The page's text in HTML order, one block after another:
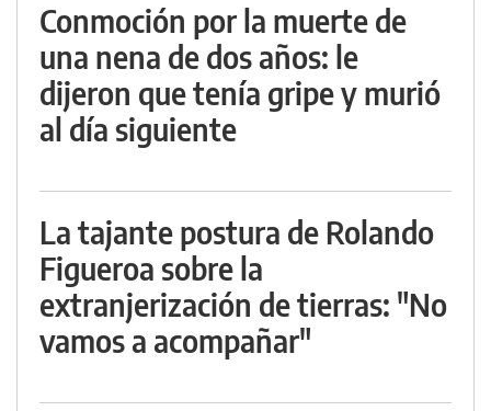
Conmoción por la muerte de
una nena de dos años: le
dijeron que tenía gripe y murió
al día siguiente
La tajante postura de Rolando
Figueroa sobre la
extranjerización de tierras: "No
vamos a acompañar"